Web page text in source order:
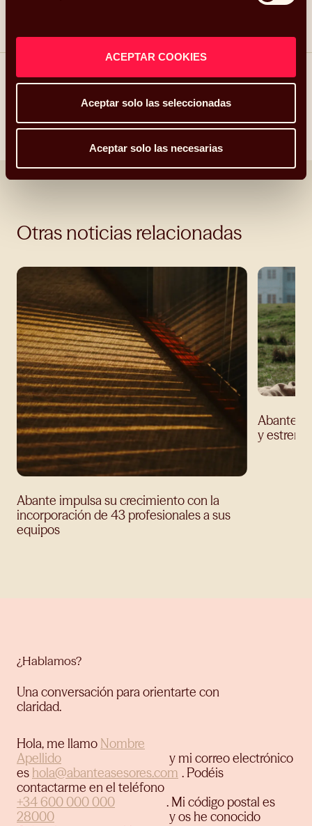
ACEPTAR COOKIES
Aceptar solo las seleccionadas
Aceptar solo las necesarias
Linkedin Facebook X Whatsapp Telegram Email
Otras noticias relacionadas
Abante impulsa su crecimiento con la
incorporación de 43 profesionales a sus
equipos
Abante
y estrena
¿Hablamos?
Una conversación para orientarte con
claridad.
Hola, me llamo
y mi correo electrónico
es
. Podéis
contactarme en el teléfono
. Mi código postal es
y os he conocido